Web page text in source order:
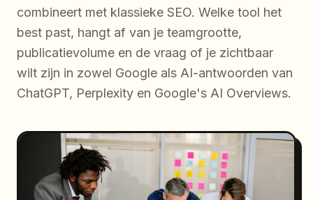
combineert met klassieke SEO. Welke tool het
best past, hangt af van je teamgrootte,
publicatievolume en de vraag of je zichtbaar
wilt zijn in zowel Google als AI-antwoorden van
ChatGPT, Perplexity en Google's AI Overviews.